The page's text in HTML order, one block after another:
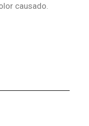
causado.